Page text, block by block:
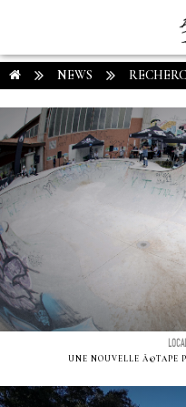
NEWS
UNE NOUVELLE Ã©TAPE